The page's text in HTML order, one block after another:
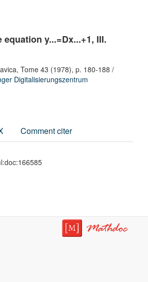
y...=Dx...+1, III.
Tome 43 (1978), p. 180-188 /
Digitalisierungszentrum
Comment citer